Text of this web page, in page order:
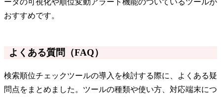
ータの可視化や順位変動アラート機能のついているツールが
おすすめです。
よくある質問（FAQ）
検索順位チェックツールの導入を検討する際に、よくある疑
問点をまとめました。ツールの種類や使い方、対応端末につ